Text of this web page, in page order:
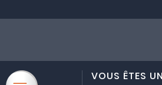
VOUS ÊTES